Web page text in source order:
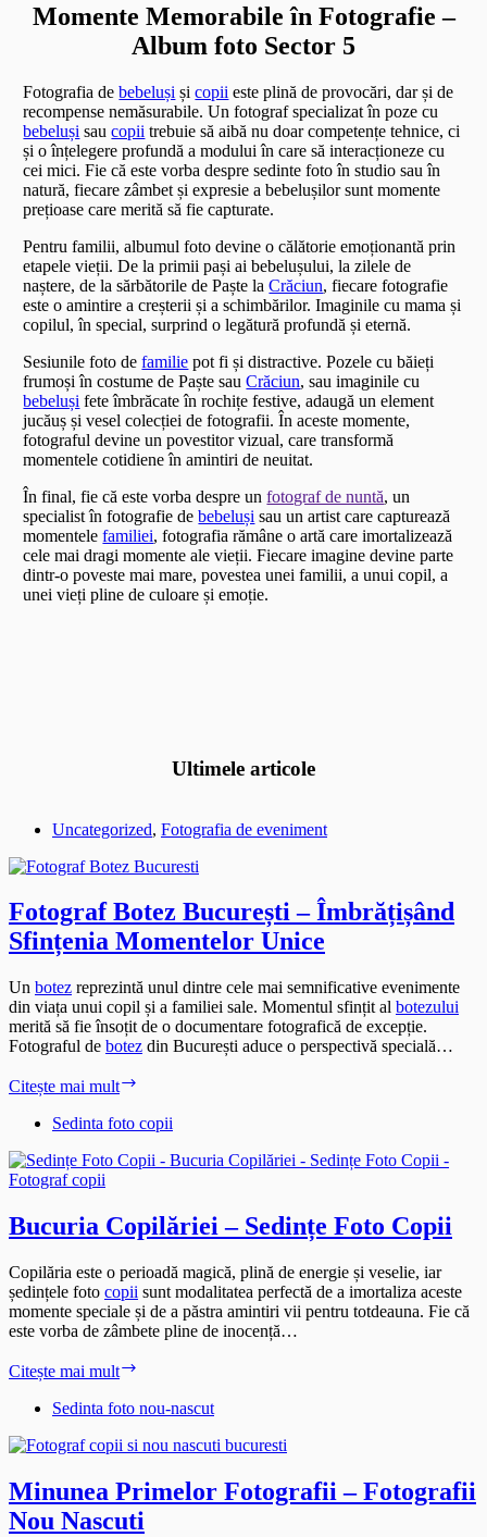
Momente Memorabile în Fotografie –
Album foto Sector 5
Fotografia debebeluși șicopii este plină de provocări, dar și de
recompense nemăsurabile. Un fotograf specializat în poze cu
bebeluși saucopii trebuie să aibă nu doar competențe tehnice, ci
și o înțelegere profundă a modului în care să interacționeze cu
cei mici. Fie că este vorba despre sedinte foto în studio sau în
natură, fiecare zâmbet și expresie a bebelușilor sunt momente
prețioase care merită să fie capturate.
Pentru familii, albumul foto devine o călătorie emoționantă prin
etapele vieții. De la primii pași ai bebelușului, la zilele de
naștere, de la sărbătorile de Paște laCrăciun, fiecare fotografie
este o amintire a creșterii și a schimbărilor. Imaginile cu mama și
copilul, în special, surprind o legătură profundă și eternă.
Sesiunile foto defamilie pot fi și distractive. Pozele cu băieți
frumoși în costume de Paște sauCrăciun, sau imaginile cu
bebeluși fete îmbrăcate în rochițe festive, adaugă un element
jucăuș și vesel colecției de fotografii. În aceste momente,
fotograful devine un povestitor vizual, care transformă
momentele cotidiene în amintiri de neuitat.
În final, fie că este vorba despre unfotograf de nuntă, un
specialist în fotografie debebeluși sau un artist care capturează
momentelefamiliei, fotografia rămâne o artă care imortalizează
cele mai dragi momente ale vieții. Fiecare imagine devine parte
dintr-o poveste mai mare, povestea unei familii, a unui copil, a
unei vieți pline de culoare și emoție.
Ultimele articole
Uncategorized, Fotografia de eveniment
Fotograf Botez București – Îmbrățișând
Sfințenia Momentelor Unice
Un botez reprezintă unul dintre cele mai semnificative evenimente
din viața unui copil și a familiei sale. Momentul sfințit al botezului
merită să fie însoțit de o documentare fotografică de excepție.
Fotograful de botez din București aduce o perspectivă specială…
Citește mai mult
București
Îmbrățișând
Unice
Sedinta foto copii
Bucuria Copilăriei – Sedințe Foto Copii
Copilăria este o perioadă magică, plină de energie și veselie, iar
ședințele foto copii sunt modalitatea perfectă de a imortaliza aceste
momente speciale și de a păstra amintiri vii pentru totdeauna. Fie că
este vorba de zâmbete pline de inocență…
Citește mai mult
–
Foto
Sedinta foto nou-nascut
Minunea Primelor Fotografii – Fotografii
Nou Nascuti